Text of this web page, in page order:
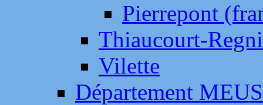
Pierrepont
Thiaucourt-
Vilette
Département